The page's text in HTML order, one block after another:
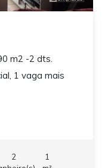
m2 -2 dts.
1 vaga mais
2
1